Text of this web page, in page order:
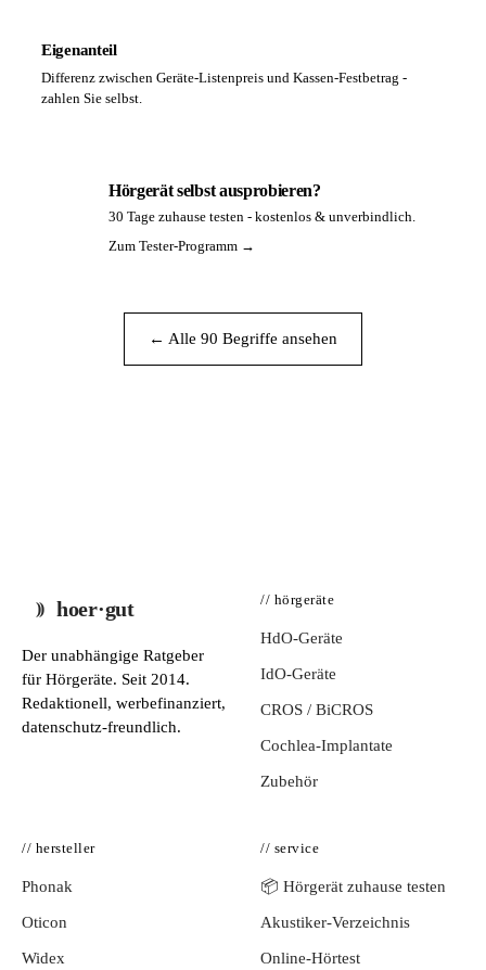
Eigenanteil
Differenz zwischen Geräte-Listenpreis und Kassen-Festbetrag -
zahlen Sie selbst.
Hörgerät selbst ausprobieren?
30 Tage zuhause testen - kostenlos & unverbindlich.
Zum Tester-Programm →
← Alle 90 Begriffe ansehen
hoer·gut
Der unabhängige Ratgeber
für Hörgeräte. Seit 2014.
Redaktionell, werbefinanziert,
datenschutz-freundlich.
// hörgeräte
HdO-Geräte
IdO-Geräte
CROS / BiCROS
Cochlea-Implantate
Zubehör
// hersteller
Phonak
Oticon
Widex
// service
📦 Hörgerät zuhause testen
Akustiker-Verzeichnis
Online-Hörtest